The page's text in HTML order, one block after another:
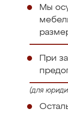
Мы
При
(для